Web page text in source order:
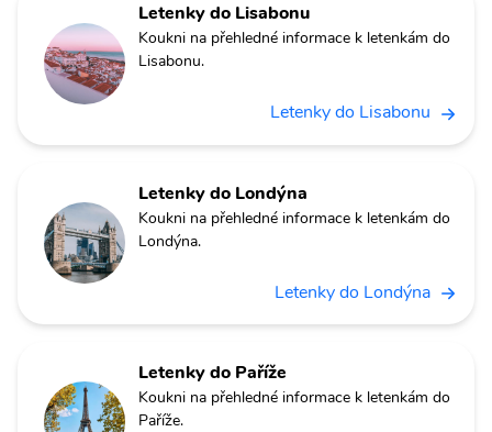
Letenky do Lisabonu
Koukni na přehledné informace k letenkám do
Lisabonu.
Letenky do Lisabonu
Letenky do Londýna
Koukni na přehledné informace k letenkám do
Londýna.
Letenky do Londýna
Letenky do Paříže
Koukni na přehledné informace k letenkám do
Paříže.